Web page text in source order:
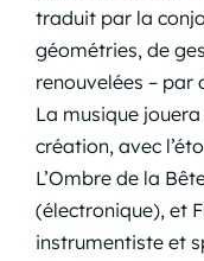
traduit par la
géométries, de
renouvelées – par
La musique
création, avec
L’Ombre de la
(électronique), et
instrumentiste et